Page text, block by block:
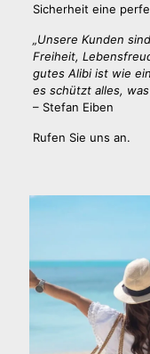
Sicherheit eine
„Unsere Kunden
Freiheit,
gutes Alibi ist wie
es schützt alles, was
– Stefan Eiben
Rufen Sie uns an.